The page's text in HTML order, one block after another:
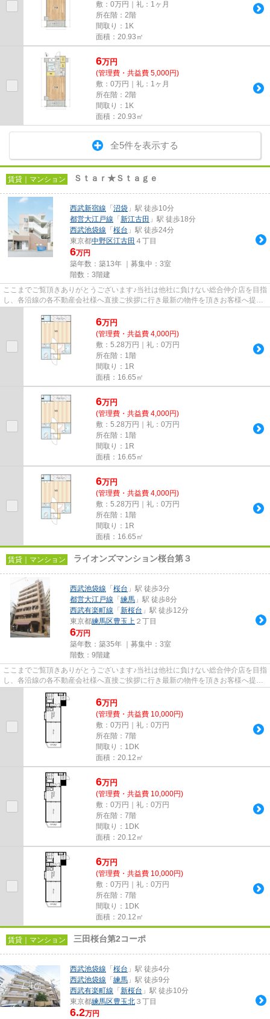
敷：0万円｜礼：1ヶ月
所在階：2階
間取り：1K
面積：20.93㎡
6万円
(管理費・共益費 5,000円)
敷：0万円｜礼：1ヶ月
所在階：2階
間取り：1K
面積：20.93㎡
全5件を表示する
賃貸｜マンション Ｓｔａｒ★Ｓｔａｇｅ
西武新宿線 「 沼袋 」駅 徒歩10分
都営大江戸線 「 新江古田 」駅 徒歩18分
西武池袋線 「 桜台 」駅 徒歩24分
東京都中野区江古田 ４丁目
6万円
築年数：築13年 ｜募集中： 3室
階数：3階建
ここまでご覧頂きありがとうございます♪当社は他社に負けない総合仲介店を目指
し、各沿線の各不動産会社様へ直接ご挨拶に行き最新の物件を頂きお客様へ提供
6万円
(管理費・共益費 4,000円)
敷：5.28万円｜礼：0万円
所在階：1階
間取り：1R
面積：16.65㎡
6万円
(管理費・共益費 4,000円)
敷：5.28万円｜礼：0万円
所在階：1階
間取り：1R
面積：16.65㎡
6万円
(管理費・共益費 4,000円)
敷：5.28万円｜礼：0万円
所在階：1階
間取り：1R
面積：16.65㎡
賃貸｜マンション ライオンズマンション桜台第３
西武池袋線 「 桜台 」駅 徒歩3分
都営大江戸線 「 練馬 」駅 徒歩8分
西武有楽町線 「 新桜台 」駅 徒歩12分
東京都練馬区豊玉上 ２丁目
6万円
築年数：築35年 ｜募集中： 3室
階数：9階建
ここまでご覧頂きありがとうございます♪当社は他社に負けない総合仲介店を目指
し、各沿線の各不動産会社様へ直接ご挨拶に行き最新の物件を頂きお客様へ提供
しております！最新の情報は...
6万円
(管理費・共益費 10,000円)
敷：0万円｜礼：0万円
所在階：7階
間取り：1DK
面積：20.12㎡
6万円
(管理費・共益費 10,000円)
敷：0万円｜礼：0万円
所在階：7階
間取り：1DK
面積：20.12㎡
6万円
(管理費・共益費 10,000円)
敷：0万円｜礼：0万円
所在階：7階
間取り：1DK
面積：20.12㎡
賃貸｜マンション 三田桜台第2コーポ
西武池袋線 「 桜台 」駅 徒歩4分
西武池袋線 「 練馬 」駅 徒歩9分
西武有楽町線 「 新桜台 」駅 徒歩10分
東京都練馬区豊玉北 ３丁目
6.2万円